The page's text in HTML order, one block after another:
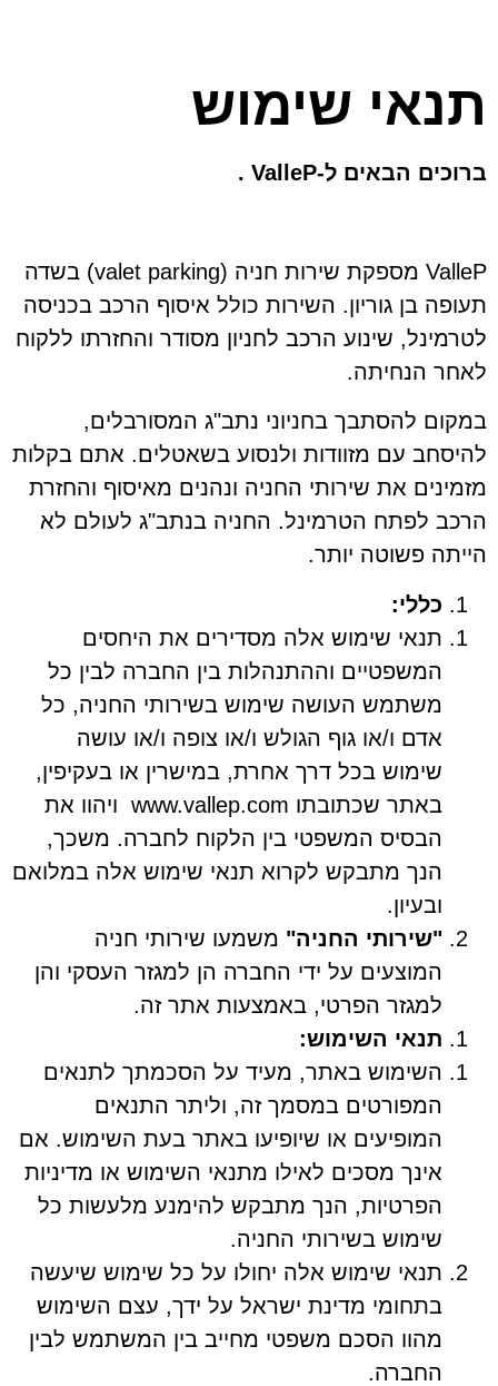
תנאי שימוש
ברוכים הבאים ל-ValleP .
ValleP מספקת שירות חניה (valet parking) בשדה
תעופה בן גוריון. השירות כולל איסוף הרכב בכניסה
לטרמינל, שינוע הרכב לחניון מסודר והחזרתו ללקוח
לאחר הנחיתה.
במקום להסתבך בחניוני נתב"ג המסורבלים,
להיסחב עם מזוודות ולנסוע בשאטלים. אתם בקלות
מזמינים את שירותי החניה ונהנים מאיסוף והחזרת
הרכב לפתח הטרמינל. החניה בנתב"ג לעולם לא
הייתה פשוטה יותר.
כללי:
תנאי שימוש אלה מסדירים את היחסים
המשפטיים וההתנהלות בין החברה לבין כל
משתמש העושה שימוש בשירותי החניה, כל
אדם ו/או גוף הגולש ו/או צופה ו/או עושה
שימוש בכל דרך אחרת, במישרין או בעקיפין,
באתר שכתובתו www.vallep.com ויהוו את
הבסיס המשפטי בין הלקוח לחברה. משכך,
הנך מתבקש לקרוא תנאי שימוש אלה במלואם
ובעיון.
"שירותי החניה" משמעו שירותי חניה
המוצעים על ידי החברה הן למגזר העסקי והן
למגזר הפרטי, באמצעות אתר זה.
תנאי השימוש:
השימוש באתר, מעיד על הסכמתך לתנאים
המפורטים במסמך זה, וליתר התנאים
המופיעים או שיופיעו באתר בעת השימוש. אם
אינך מסכים לאילו מתנאי השימוש או מדיניות
הפרטיות, הנך מתבקש להימנע מלעשות כל
שימוש בשירותי החניה.
תנאי שימוש אלה יחולו על כל שימוש שיעשה
בתחומי מדינת ישראל על ידך, עצם השימוש
מהוו הסכם משפטי מחייב בין המשתמש לבין
החברה.